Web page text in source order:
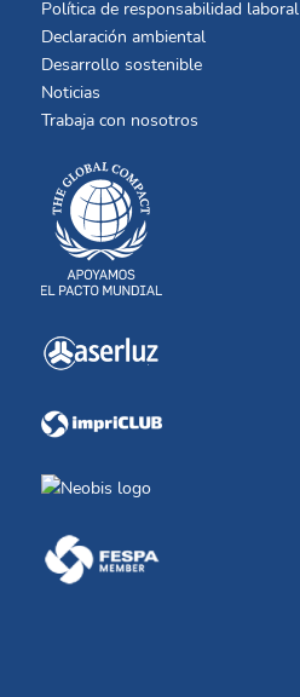
Política de responsabilidad laboral
Declaración ambiental
Desarrollo sostenible
Noticias
Trabaja con nosotros